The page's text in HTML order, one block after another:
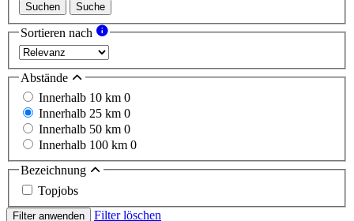
Suchen Suche
Sortieren nach
Abstände
Innerhalb 10 km 0
Innerhalb 25 km 0
Innerhalb 50 km 0
Innerhalb 100 km 0
Bezeichnung
Topjobs
Filter anwenden Filter löschen